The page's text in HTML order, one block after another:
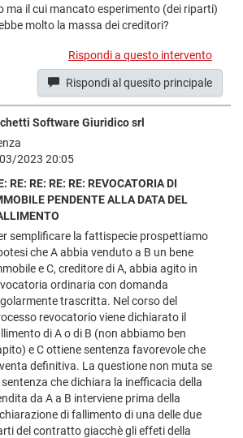
ma il cui mancato esperimento (dei riparti)
molto la massa dei creditori?
Rispondi a questo intervento
Rispondi al quesito principale
Software Giuridico srl
2023 20:05
RE: RE: RE: RE: REVOCATORIA DI
PENDENTE ALLA DATA DEL
semplificare la fattispecie prospettiamo
che A abbia venduto a B un bene
e C, creditore di A, abbia agito in
ordinaria con domanda
trascritta. Nel corso del
revocatorio viene dichiarato il
di A o di B (non abbiamo ben
e C ottiene sentenza favorevole che
definitiva. La questione non muta se
sentenza che dichiara la inefficacia della
da A a B interviene prima della
di fallimento di una delle due
del contratto giacchè gli effeti della